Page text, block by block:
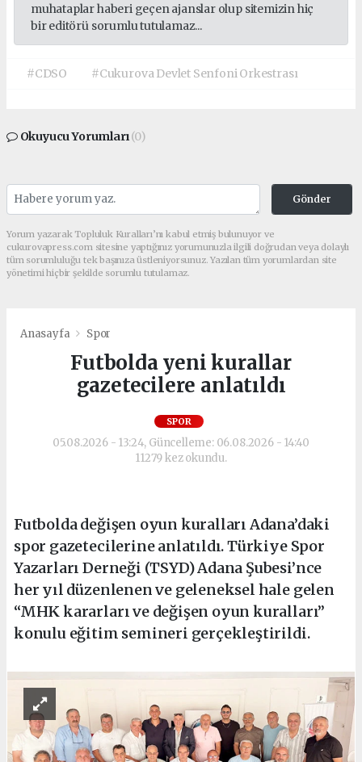
muhataplar haberi geçen ajanslar olup sitemizin hiç
bir editörü sorumlu tutulamaz...
#CDSO #Cukurova Devlet Senfoni Orkestrası
Okuyucu Yorumları(0)
Gönder
Yorum yazarak Topluluk Kuralları’nı kabul etmiş bulunuyor ve
cukurovapress.com sitesine yaptığınız yorumunuzla ilgili doğrudan veya dolaylı
tüm sorumluluğu tek başınıza üstleniyorsunuz. Yazılan tüm yorumlardan site
yönetimi hiçbir şekilde sorumlu tutulamaz.
Anasayfa Spor
Futbolda yeni kurallar
gazetecilere anlatıldı
SPOR
05.08.2026 - 13:24, Güncelleme: 06.08.2026 - 14:40
11279 kez okundu.
Futbolda değişen oyun kuralları Adana’daki
spor gazetecilerine anlatıldı. Türkiye Spor
Yazarları Derneği (TSYD) Adana Şubesi’nce
her yıl düzenlenen ve geleneksel hale gelen
“MHK kararları ve değişen oyun kuralları”
konulu eğitim semineri gerçekleştirildi.